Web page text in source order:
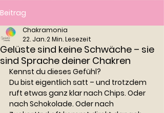
Beitrag
Gelüste sind keine Schwäche – sie
sind Sprache deiner Chakren
Chakramonia
22. Jan.2 Min. Lesezeit
Kennst du dieses Gefühl?
Du bist eigentlich satt – und trotzdem
ruft etwas ganz klar nach Chips. Oder
nach Schokolade. Oder nach